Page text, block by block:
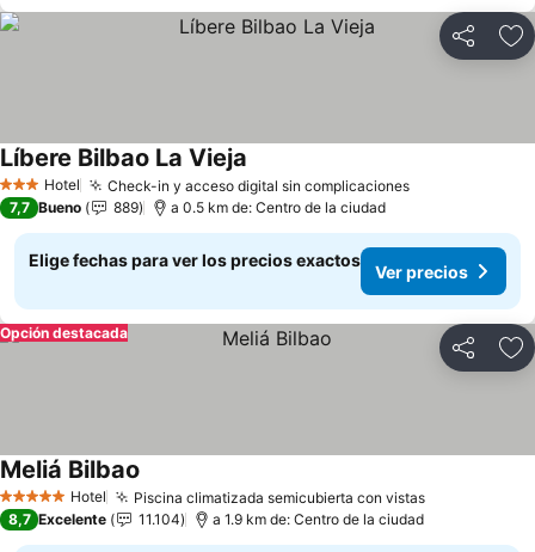
Compartir
3 Estrellas
Hotel Check-in y acceso digital sin complicacionesVer precios
Líbere Bilbao La Vieja
7,7 Bueno 889 a 0.5 km de: Centro de la ciudad
Elige fechas para ver los precios exactos
Ver precios
Compartir
Opción destacada
5 Estrellas Hotel Piscina climatizada semicubierta con vistasVer precios
Meliá Bilbao
8,7 Excelente 11.104 a 1.9 km de: Centro de la ciudad